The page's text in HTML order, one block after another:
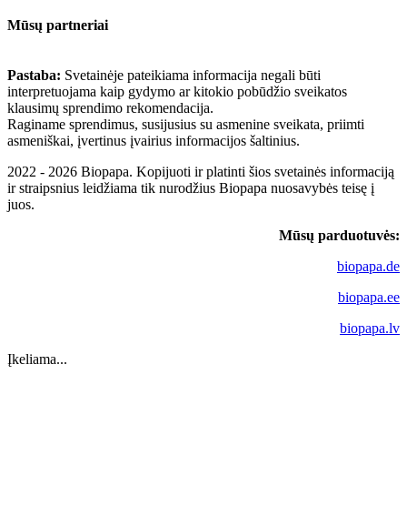
Mūsų partneriai
Pastaba: Svetainėje pateikiama informacija negali būti
interpretuojama kaip gydymo ar kitokio pobūdžio sveikatos
klausimų sprendimo rekomendacija.
Raginame sprendimus, susijusius su asmenine sveikata, priimti
asmeniškai, įvertinus įvairius informacijos šaltinius.
2022 - 2026 Biopapa. Kopijuoti ir platinti šios svetainės informaciją
ir straipsnius leidžiama tik nurodžius Biopapa nuosavybės teisę į
juos.
Mūsų parduotuvės:
biopapa.de
biopapa.ee
biopapa.lv
Įkeliama...